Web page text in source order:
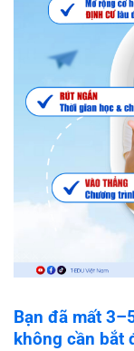
Bạn đã mất
không cần bắt